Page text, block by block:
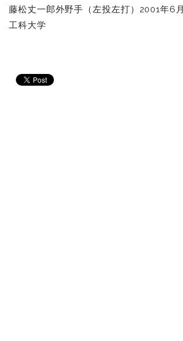
藤松丈一郎外野手（左投左打）2001年6
工科大学